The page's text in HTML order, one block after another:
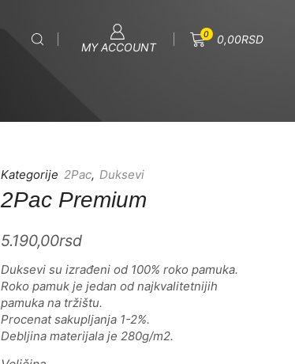
MY ACCOUNT
0 0,00RSD
Kategorije 2Pac, Duksevi
2Pac Premium
5.190,00rsd
Duksevi su izrađeni od 100% roko pamuka.
Roko pamuk je jedan od najkvalitetnijih
pamuka na tržištu.
Procenat sakupljanja 1-2%.
Debljina materijala je 280g/m2.